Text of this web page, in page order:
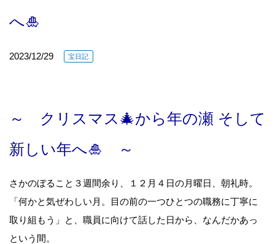
へ🎍
2023/12/29 宝日記
～ クリスマス🎄から年の瀬 そして
新しい年へ🎍 ～
さかのぼること３週間余り、１２月４日の月曜日、朝礼時。
「何かと気ぜわしい月。目の前の一つひとつの職務に丁寧に
取り組もう」と、職員に向けて話した日から、なんだかあっ
という間。